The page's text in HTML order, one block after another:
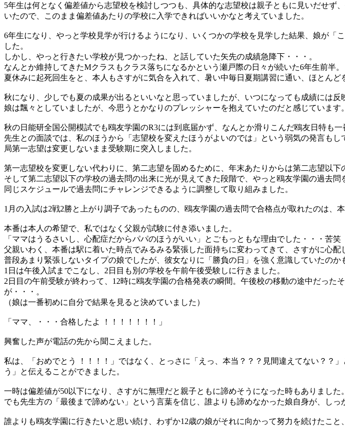
5年生は何となく偏差値から志望校を検討しつつも、具体的な志望校は親子ともに見いだせ
いたので、このまま偏差値あたりの学校に入学できればいいかなと考えていました。
6年生になり、やっと学校見学が行けるようになり、いくつかの学校を見学した結果、娘が
した。
しかし、やっと行きたい学校が見つかったね、と話していた矢先の成績急降下・・・。
なんとか維持してきたMクラスもクラス落ちになるかという瀬戸際の日々が続いた6年生前半。
夏休みに起死回生をと、本人もさすがに気合を入れて、暑い中毎日夏期講習に通い、ほとんど
秋になり、少しでも夏の成果が出るといいなと思っていましたが、いつになっても成績には反
娘は飄々としていましたが、今思うとかなりのプレッシャーを抱えていたのだと感じています。
秋の日能研全国公開模試でも鴎友学園のR3には到底届かず、なんとか滑りこんだ鴎友日特も一
先生との面談では、私のほうから「志望校を変えたほうがよいのでは」という弱気の発言も
局第一志望は変更しないまま受験期に突入しました。
第一志望校を変更しない代わりに、第二志望を固めるために、年末あたりからは第二志望以
そして第二志望以下の学校の過去問の出来に光が見えてきた段階で、やっと鴎友学園の過去
同じスケジュールで過去問にチャレンジできるように調整して取り組みました。
1月の入試は2戦2勝と上がり調子であったものの、鴎友学園の過去問で合格点が取れたのは、
本番は本人の希望で、私ではなく父親が試験に付き添いました。
「ママはうるさいし、心配症だからパパのほうがいい」とごもっともな理由でした・・・苦笑
父親いわく、本番は駅に着いた時点でみるみる緊張した面持ちに変わってきて、さすがに心配
普段あまり緊張しないタイプの娘でしたが、彼女なりに「勝負の日」を強く意識していたのか
1日は午後入試までこなし、2日目も別の学校を午前午後受験しに行きました。
2日目の午前受験が終わって、12時に鴎友学園の合格発表の瞬間。午後校の移動の途中だっ
が・・・。
（娘は一番初めに自分で結果を見ると決めていました）
「ママ、・・・合格したよ ！！！！！！！」
興奮した声が電話の先から聞こえました。
私は、「おめでとう ！！！！」ではなく、とっさに「えっ、本当？？？見間違えてない？？
う」と伝えることができました。
一時は偏差値が50以下になり、さすがに無理だと親子ともに諦めそうになった時もありました。
でも先生方の「最後まで諦めない」という言葉を信じ、誰よりも諦めなかった娘自身が、しっ
誰よりも鴎友学園に行きたいと思い続け、わずか12歳の娘がそれに向かって努力を続けたこと